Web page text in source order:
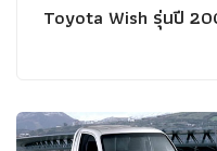
Toyota Wish รุ่นปี